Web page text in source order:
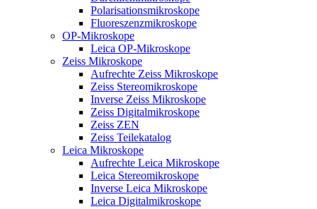
Polarisationsmikroskope
Fluoreszenzmikroskope
OP-Mikroskope
Leica OP-Mikroskope
Zeiss Mikroskope
Aufrechte Zeiss Mikroskope
Zeiss Stereomikroskope
Inverse Zeiss Mikroskope
Zeiss Digitalmikroskope
Zeiss ZEN
Zeiss Teilekatalog
Leica Mikroskope
Aufrechte Leica Mikroskope
Leica Stereomikroskope
Inverse Leica Mikroskope
Leica Digitalmikroskope